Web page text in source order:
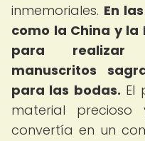
inmemoriales. En
como la China y
para realizar
manuscritos
para las bodas. El
material
convertía en un